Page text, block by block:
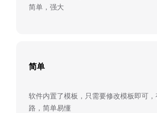
简单，强大
简单
软件内置了模板，只需要修改模板即可，
路，简单易懂